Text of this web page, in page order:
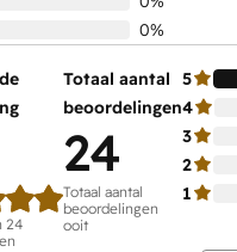
0%
24
Totaal aantal
beoordelingen
24
Totaal aantal
beoordelingen
ooit
5
4
3
2
1